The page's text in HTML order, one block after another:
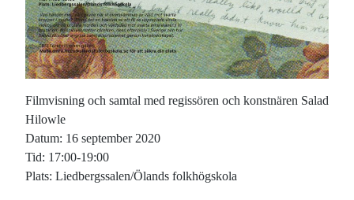
Filmvisning och samtal med regissören och konstnären Salad
Hilowle
Datum: 16 september 2020
Tid: 17:00-19:00
Plats: Liedbergssalen/Ölands folkhögskola